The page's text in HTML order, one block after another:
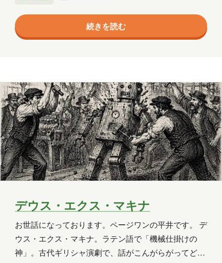
ですね。 健康診断が特にアレだったときは、でかい脂
肪の塊サンプルを見せてもらったものです。 「面談の
前に2日分、食べたり飲んだりしたものを記録してき
することになりました。 その結果がこちらです。 栄
養相談4日前 時間 食品名 分量 エネルギー(kcal) 朝 …
続きを読む
デウス・エクス・マキナ
お世話になっております。ページワンの平井です。 デ
ウス・エクス・マキナ。ラテン語で「機械仕掛けの
神」。古代ギリシャ演劇で、話がこんがらがってどう